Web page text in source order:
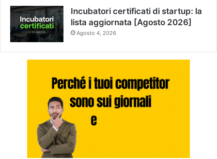
Incubatori certificati di startup: la
lista aggiornata [Agosto 2026]
Agosto 4, 2026